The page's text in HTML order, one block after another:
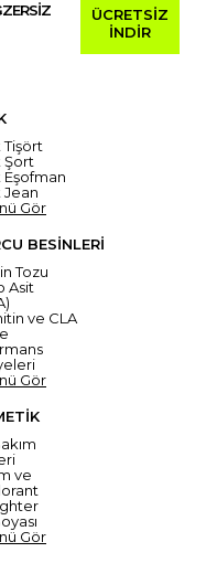
ÜCRETSİZ
İNDİR
Tişört
Şort
Eşofman
Jean
Gör
BESİNLERİ
Tozu
Asit
ve CLA
Gör
ve
Gör